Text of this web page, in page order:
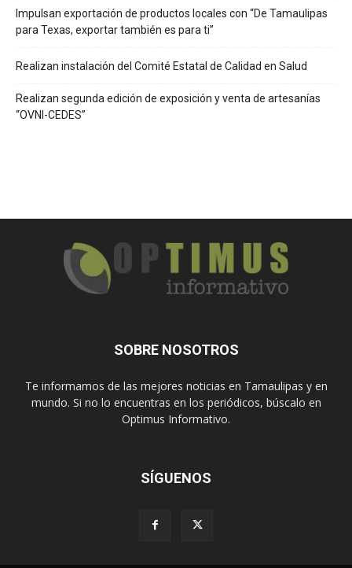
Impulsan exportación de productos locales con “De Tamaulipas
para Texas, exportar también es para ti”
Realizan instalación del Comité Estatal de Calidad en Salud
Realizan segunda edición de exposición y venta de artesanías
“OVNI-CEDES”
SOBRE NOSOTROS
Te informamos de las mejores noticias en Tamaulipas y en
mundo. Si no lo encuentras en los periódicos, búscalo en
Optimus Informativo.
SÍGUENOS